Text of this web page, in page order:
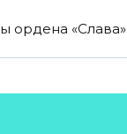
ордена «Слава»